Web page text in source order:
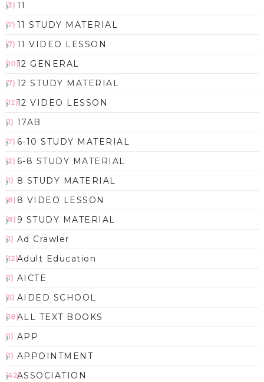
11
(3)
11 STUDY MATERIAL
(7)
11 VIDEO LESSON
(7)
12 GENERAL
(10)
12 STUDY MATERIAL
(7)
12 VIDEO LESSON
(12)
17AB
(1)
6-10 STUDY MATERIAL
(7)
6-8 STUDY MATERIAL
(2)
8 STUDY MATERIAL
(1)
8 VIDEO LESSON
(8)
9 STUDY MATERIAL
(8)
Ad Crawler
(1)
Adult Education
(12)
AICTE
(1)
AIDED SCHOOL
(5)
ALL TEXT BOOKS
(18)
APP
(1)
APPOINTMENT
(1)
ASSOCIATION
(42)